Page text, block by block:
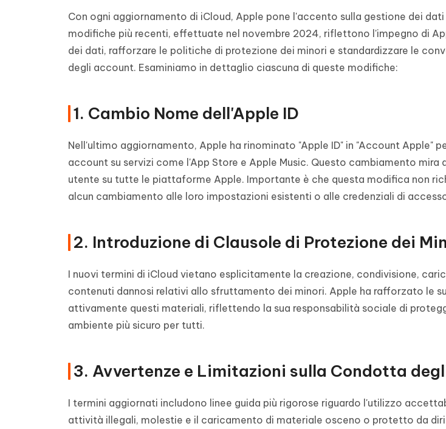
Con ogni aggiornamento di iCloud, Apple pone l'accento sulla gestione dei
modifiche più recenti, effettuate nel novembre 2024, riflettono l'impegno di
dei dati, rafforzare le politiche di protezione dei minori e standardizzare le
degli account. Esaminiamo in dettaglio ciascuna di queste modifiche:
1. Cambio Nome dell'Apple ID
Nell'ultimo aggiornamento, Apple ha rinominato "Apple ID" in "Account Apple"
account su servizi come l'App Store e Apple Music. Questo cambiamento mira
utente su tutte le piattaforme Apple. Importante è che questa modifica non
alcun cambiamento alle loro impostazioni esistenti o alle credenziali di
2. Introduzione di Clausole di Protezione dei
I nuovi termini di iCloud vietano esplicitamente la creazione, condivisione,
contenuti dannosi relativi allo sfruttamento dei minori. Apple ha rafforzato le
attivamente questi materiali, riflettendo la sua responsabilità sociale di
ambiente più sicuro per tutti.
3. Avvertenze e Limitazioni sulla Condotta
I termini aggiornati includono linee guida più rigorose riguardo l'utilizzo
attività illegali, molestie e il caricamento di materiale osceno o protetto da